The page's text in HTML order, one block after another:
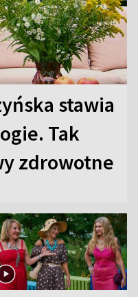
stawia
Tak
zdrowotne